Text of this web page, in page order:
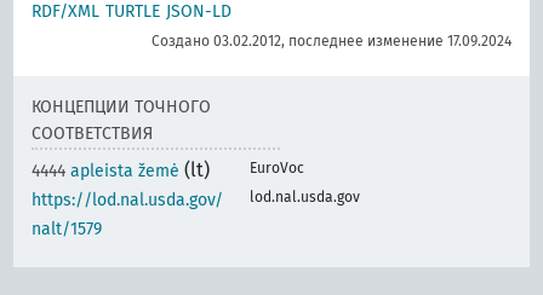
RDF/XML TURTLE JSON-LD
Создано 03.02.2012, последнее изменение 17.09.2024
КОНЦЕПЦИИ ТОЧНОГО
СООТВЕТСТВИЯ
4444apleista žemė (lt) EuroVoc
https://lod.nal.usda.gov/
nalt/1579
lod.nal.usda.gov